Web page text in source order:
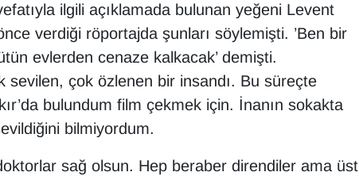
ilgili açıklamada bulunan yeğeni Levent
verdiği röportajda şunları söylemişti. ’Ben bir
evlerden cenaze kalkacak’ demişti.
sevilen, çok özlenen bir insandı. Bu süreçte
bulundum film çekmek için. İnanın sokakta
bilmiyordum.
sağ olsun. Hep beraber direndiler ama üst